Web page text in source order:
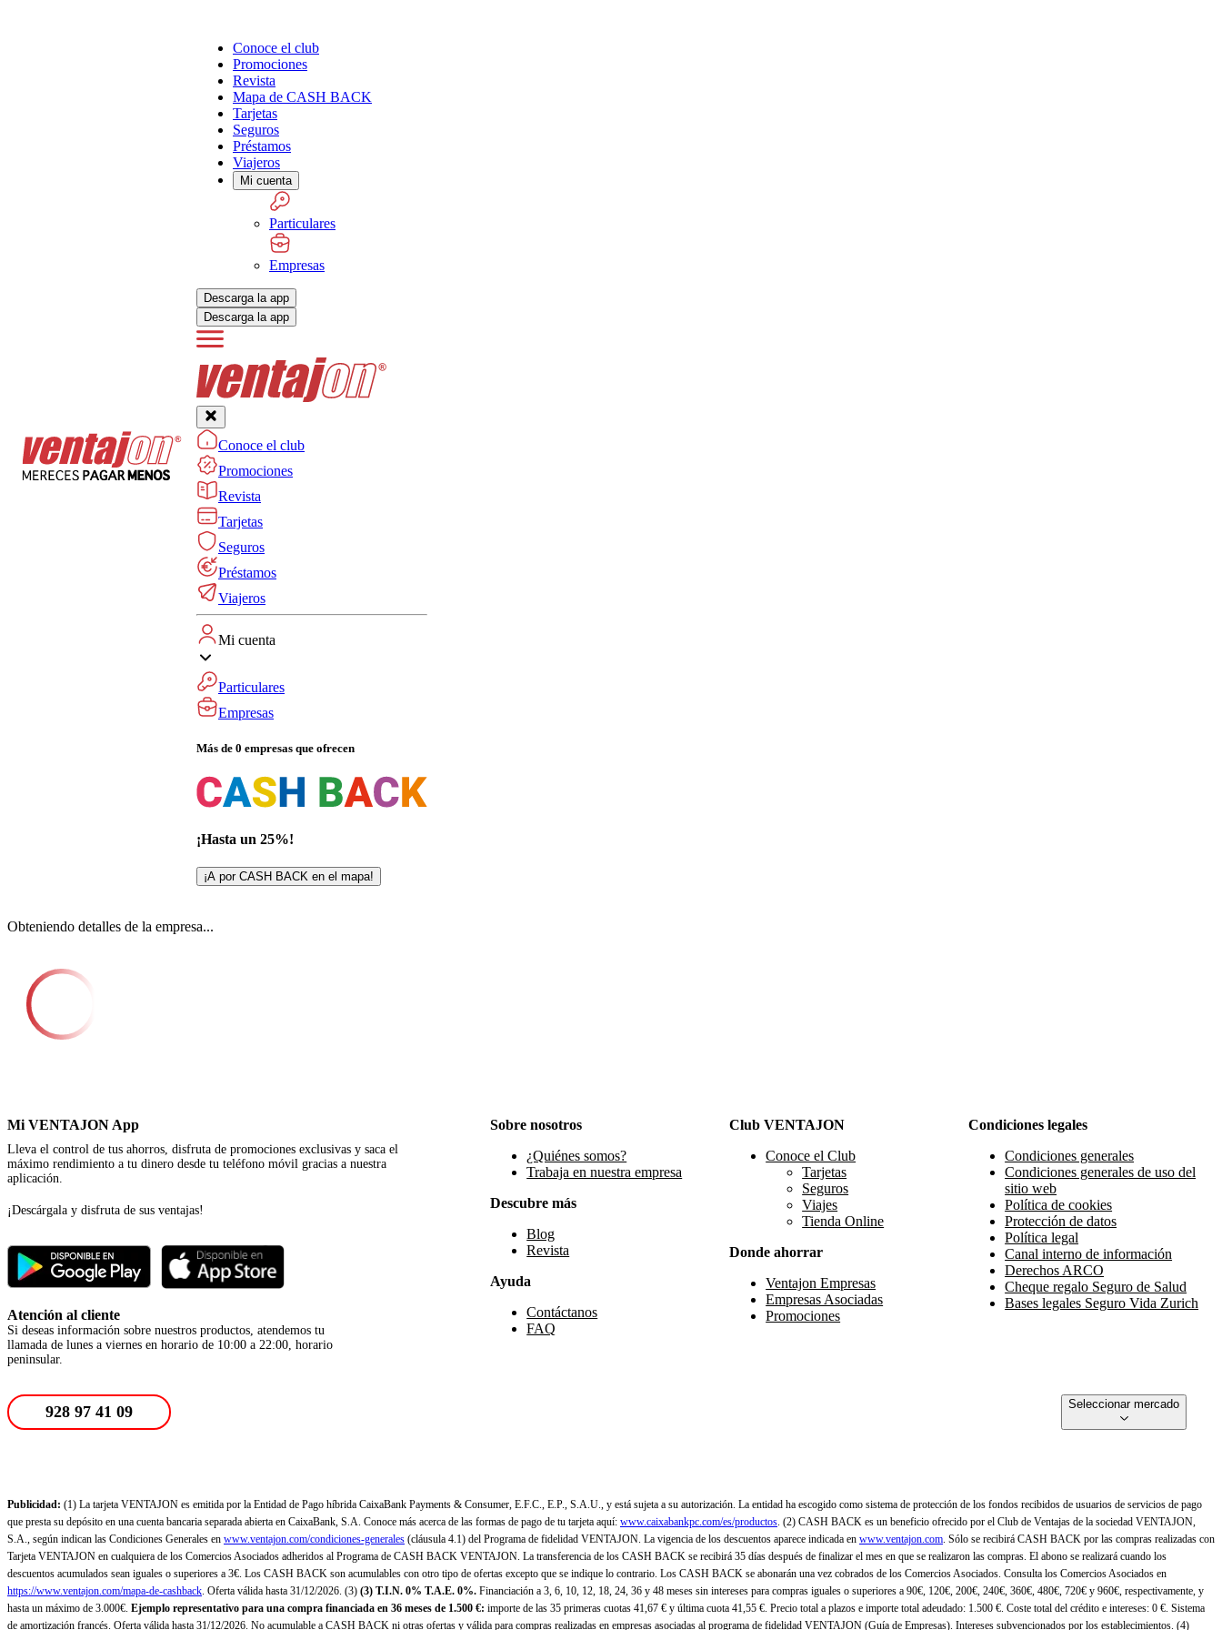
Conoce el club
Promociones
Revista
Mapa de CASH BACK
Tarjetas
Seguros
Préstamos
Viajeros
Mi cuenta
Particulares
Empresas
Descarga la app
Descarga la app
Conoce el club
Promociones
Revista
Tarjetas
Seguros
Préstamos
Viajeros
Mi cuenta
Particulares
Empresas
Más de 0 empresas que ofrecen
¡Hasta un 25%!
¡A por CASH BACK en el mapa!
Obteniendo detalles de la empresa...
Mi VENTAJON App
Lleva el control de tus ahorros, disfruta de promociones exclusivas y saca el
máximo rendimiento a tu dinero desde tu teléfono móvil gracias a nuestra
aplicación.
¡Descárgala y disfruta de sus ventajas!
Atención al cliente
Si deseas información sobre nuestros productos, atendemos tu
llamada de lunes a viernes en horario de 10:00 a 22:00, horario
peninsular.
Sobre nosotros
¿Quiénes somos?
Trabaja en nuestra empresa
Descubre más
Blog
Revista
Ayuda
Contáctanos
FAQ
Club VENTAJON
Conoce el Club
Tarjetas
Seguros
Viajes
Tienda Online
Donde ahorrar
Ventajon Empresas
Empresas Asociadas
Promociones
Condiciones legales
Condiciones generales
Condiciones generales de uso del
sitio web
Política de cookies
Protección de datos
Política legal
Canal interno de información
Derechos ARCO
Cheque regalo Seguro de Salud
Bases legales Seguro Vida Zurich
928 97 41 09 Seleccionar mercado
Publicidad: (1) La tarjeta VENTAJON es emitida por la Entidad de Pago híbrida CaixaBank Payments & Consumer, E.F.C., E.P., S.A.U., y está sujeta a su autorización. La entidad ha escogido como sistema de protección de los fondos recibidos de usuarios de servicios de pago
que presta su depósito en una cuenta bancaria separada abierta en CaixaBank, S.A. Conoce más acerca de las formas de pago de tu tarjeta aquí: www.caixabankpc.com/es/productos. (2) CASH BACK es un beneficio ofrecido por el Club de Ventajas de la sociedad VENTAJON,
S.A., según indican las Condiciones Generales en www.ventajon.com/condiciones-generales (cláusula 4.1) del Programa de fidelidad VENTAJON. La vigencia de los descuentos aparece indicada en www.ventajon.com. Sólo se recibirá CASH BACK por las compras realizadas con
Tarjeta VENTAJON en cualquiera de los Comercios Asociados adheridos al Programa de CASH BACK VENTAJON. La transferencia de los CASH BACK se recibirá 35 días después de finalizar el mes en que se realizaron las compras. El abono se realizará cuando los
descuentos acumulados sean iguales o superiores a 3€. Los CASH BACK son acumulables con otro tipo de ofertas excepto que se indique lo contrario. Los CASH BACK se abonarán una vez cobrados de los Comercios Asociados. Consulta los Comercios Asociados en
https://www.ventajon.com/mapa-de-cashback. Oferta válida hasta 31/12/2026. (3) (3) T.I.N. 0% T.A.E. 0%. Financiación a 3, 6, 10, 12, 18, 24, 36 y 48 meses sin intereses para compras iguales o superiores a 90€, 120€, 200€, 240€, 360€, 480€, 720€ y 960€, respectivamente, y
hasta un máximo de 3.000€. Ejemplo representativo para una compra financiada en 36 meses de 1.500 €: importe de las 35 primeras cuotas 41,67 € y última cuota 41,55 €. Precio total a plazos e importe total adeudado: 1.500 €. Coste total del crédito e intereses: 0 €. Sistema
de amortización francés. Oferta válida hasta 31/12/2026. No acumulable a CASH BACK ni otras ofertas y válida para compras realizadas en empresas asociadas al programa de fidelidad VENTAJON (Guía de Empresas). Intereses subvencionados por los establecimientos. (4)